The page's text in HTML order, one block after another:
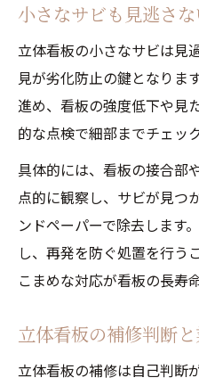
小さなサビも見逃さ
立体看板の小さなサビは見
見が劣化防止の鍵となりま
進め、看板の強度低下や見
的な点検で細部までチェッ
具体的には、看板の接合部
点的に観察し、サビが見つ
ンドペーパーで除去します
し、再発を防ぐ処置を行う
こまめな対応が看板の長寿
立体看板の補修判断
立体看板の補修は自己判断